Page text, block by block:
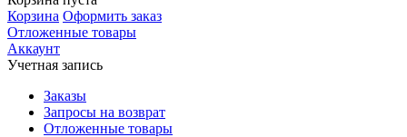
Корзина Оформить заказ
Отложенные товары
Аккаунт
Учетная запись
Заказы
Запросы на возврат
Отложенные товары